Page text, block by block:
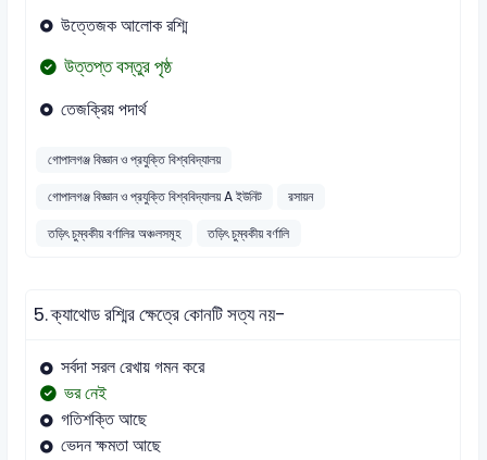
উত্তেজক আলোক রশ্মি
উত্তপ্ত বস্তুর পৃষ্ঠ
তেজক্রিয় পদার্থ
গোপালগঞ্জ বিজ্ঞান ও প্রযুক্তি বিশ্ববিদ্যালয়
গোপালগঞ্জ বিজ্ঞান ও প্রযুক্তি বিশ্ববিদ্যালয় A ইউনিট
রসায়ন
তড়িৎ চুম্বকীয় বর্ণালির অঞ্চলসমূহ
তড়িৎ চুম্বকীয় বর্ণালি
5.ক্যাথোড রশ্মির ক্ষেত্রে কোনটি সত্য নয়-
সর্বদা সরল রেখায় গমন করে
ভর নেই
গতিশক্তি আছে
ভেদন ক্ষমতা আছে